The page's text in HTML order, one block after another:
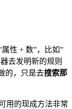
性 + 数”，比如”
去发明新的规则
的，只是去搜索那
用的现成方法非常